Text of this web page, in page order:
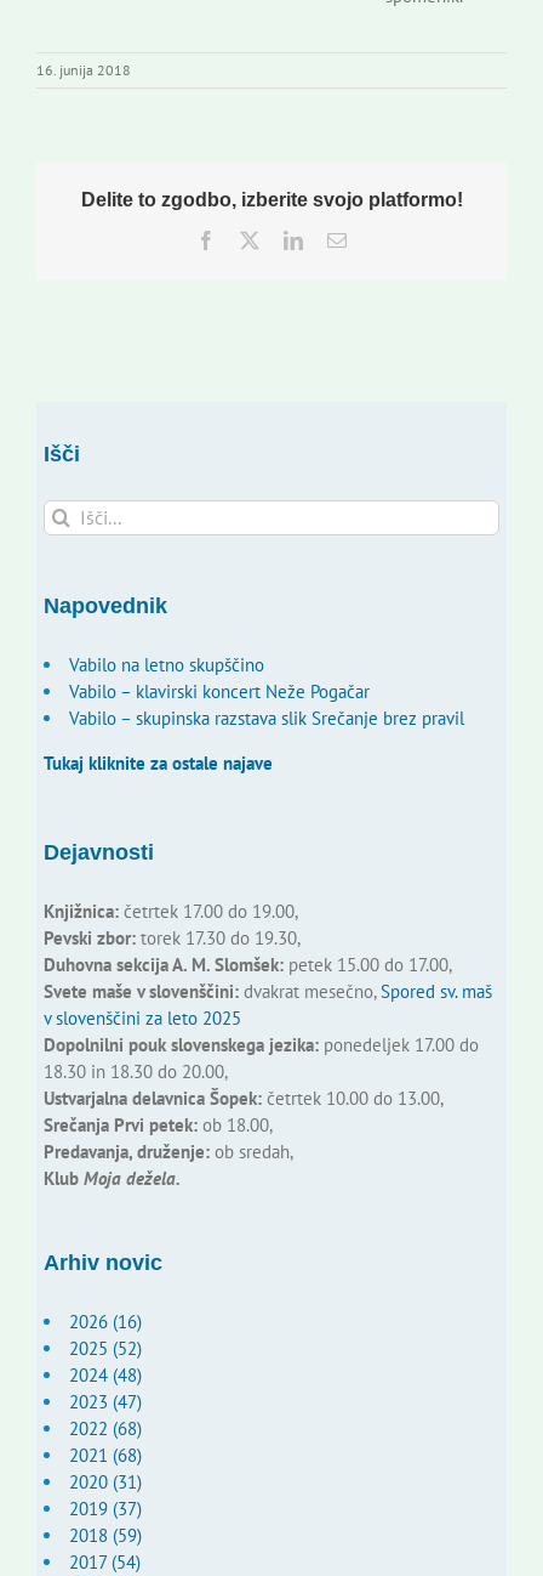
16. junija 2018
Delite to zgodbo, izberite svojo platformo!
Facebook
TwitterLinkedInEmail
Išči
Search
for:
Napovednik
Vabilo na letno skupščino
Vabilo – klavirski koncert Neže Pogačar
Vabilo – skupinska razstava slik Srečanje brez pravil
Tukaj kliknite za ostale najave
Dejavnosti
Knjižnica:četrtek 17.00 do 19.00,
Pevski zbor:torek 17.30 do 19.30,
Duhovna sekcija A. M. Slomšek:petek 15.00 do 17.00,
Svete maše v slovenščini:dvakrat mesečno,Spored sv. maš
v slovenščini za leto 2025
Dopolnilni pouk slovenskega jezika:ponedeljek 17.00 do
18.30 in 18.30 do 20.00,
Ustvarjalna delavnica Šopek:četrtek 10.00 do 13.00,
Srečanja Prvi petek:ob 18.00,
Predavanja, druženje:ob sredah,
Klub Moja dežela.
Arhiv novic
2026 (16)
2025 (52)
2024 (48)
2023 (47)
2022 (68)
2021 (68)
2020 (31)
2019 (37)
2018 (59)
2017 (54)